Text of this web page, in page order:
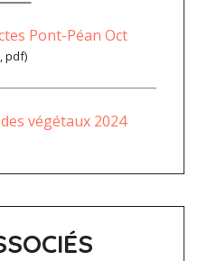
Pont-Péan Oct
, pdf
végétaux 2024